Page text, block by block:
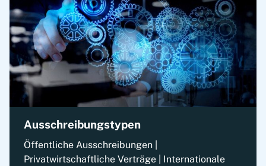
Ausschreibungstypen
Öffentliche Ausschreibungen |
Privatwirtschaftliche Verträge | Internationale